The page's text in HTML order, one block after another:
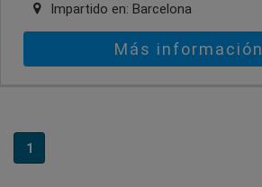
Impartido en: Barcelona
Más información
1